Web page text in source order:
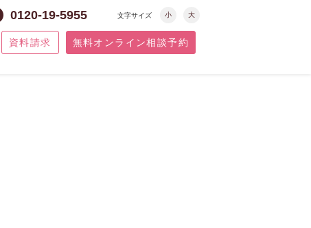
0120-19-5955 文字サイズ 小 大
資料請求 無料オンライン相談予約